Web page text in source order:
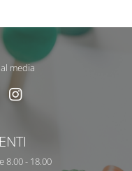
media
8.00 - 18.00